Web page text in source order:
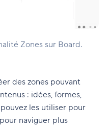
Zones sur Board.
des zones pouvant
: idées, formes,
les utiliser pour
naviguer plus